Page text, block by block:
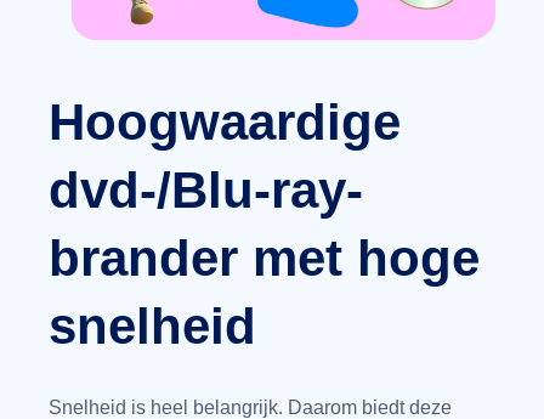
Hoogwaardige
dvd-/Blu-ray-
brander met hoge
snelheid
Snelheid is heel belangrijk. Daarom biedt deze